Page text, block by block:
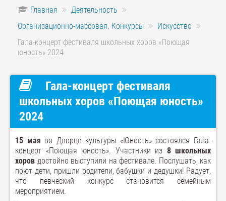
Главная
Деятельность
Организационно-массовая. Конкурсы
Искусство
Гала-концерт фестиваля школьных хоров «Поющая
юность» 2024
Гала-концерт фестиваля
школьных хоров «Поющая юность»
2024
15 мая во Дворце культуры «Юность» состоялся Гала-
концерт «Поющая юность». Участники из 8 школьных
хоров достойно выступили на фестивале. Послушать, как
поют дети, пришли родители, бабушки и дедушки! Радует,
что певческий конкурс становится семейным
мероприятием.